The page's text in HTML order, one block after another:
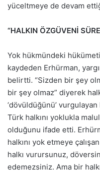
yüceltmeye de devam
“HALKIN ÖZGÜVENİ
Yok hükmündeki
kaydeden Erhürman,
belirtti. “Sizden bir şey
bir şey olmaz” diyerek
‘dövüldüğünü’
Türk halkını yoklukla
olduğunu ifade etti.
halkını yok etmeye
halkı vurursunuz,
edemezsiniz. Ama bir